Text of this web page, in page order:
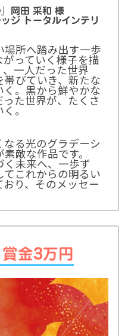
』岡田 采和 様
ジ トータルインテリ
場所へ踏み出す一歩
っていく様子を描
一人だった世界
帯びていき、新たな
。黒から鮮やかな
た世界が、たくさ
。
なる光のグラデーシ
敵な作品です。
く未来へ、一歩ず
てこれからの明るい
り、そのメッセー
金3万円